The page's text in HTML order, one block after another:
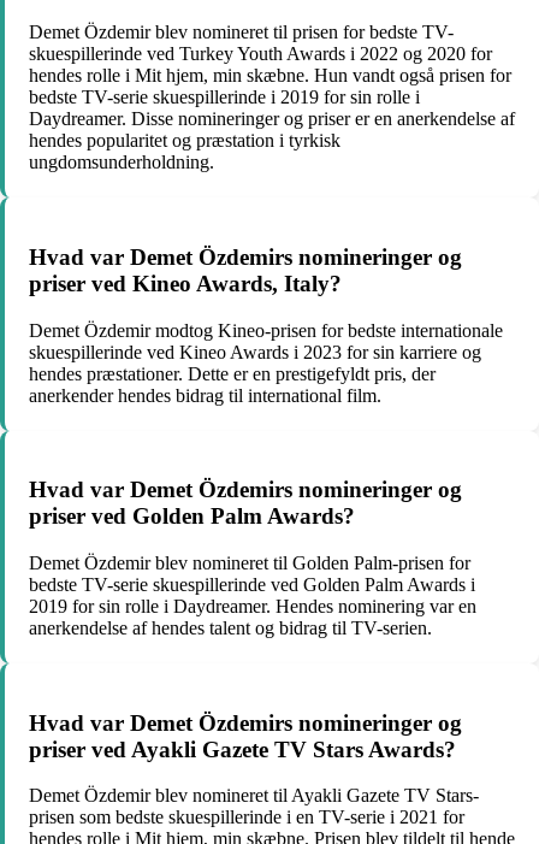
Demet Özdemir blev nomineret til prisen for bedste TV-
skuespillerinde ved Turkey Youth Awards i 2022 og 2020 for
hendes rolle i Mit hjem, min skæbne. Hun vandt også prisen for
bedste TV-serie skuespillerinde i 2019 for sin rolle i
Daydreamer. Disse nomineringer og priser er en anerkendelse af
hendes popularitet og præstation i tyrkisk
ungdomsunderholdning.
Hvad var Demet Özdemirs nomineringer og
priser ved Kineo Awards, Italy?
Demet Özdemir modtog Kineo-prisen for bedste internationale
skuespillerinde ved Kineo Awards i 2023 for sin karriere og
hendes præstationer. Dette er en prestigefyldt pris, der
anerkender hendes bidrag til international film.
Hvad var Demet Özdemirs nomineringer og
priser ved Golden Palm Awards?
Demet Özdemir blev nomineret til Golden Palm-prisen for
bedste TV-serie skuespillerinde ved Golden Palm Awards i
2019 for sin rolle i Daydreamer. Hendes nominering var en
anerkendelse af hendes talent og bidrag til TV-serien.
Hvad var Demet Özdemirs nomineringer og
priser ved Ayakli Gazete TV Stars Awards?
Demet Özdemir blev nomineret til Ayakli Gazete TV Stars-
prisen som bedste skuespillerinde i en TV-serie i 2021 for
hendes rolle i Mit hjem, min skæbne. Prisen blev tildelt til hende